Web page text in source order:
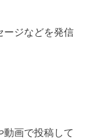
ジなどを発信
画で投稿して